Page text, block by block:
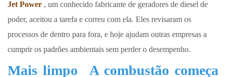
Jet Power , um conhecido fabricante de geradores de diesel de
poder, aceitou a tarefa e correu com ela. Eles revisaram os
processos de dentro para fora, e hoje ajudam outras empresas a
cumprir os padrões ambientais sem perder o desempenho.
Mais limpo
A combustão começa